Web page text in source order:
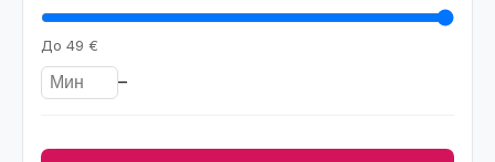
До 49 €
–